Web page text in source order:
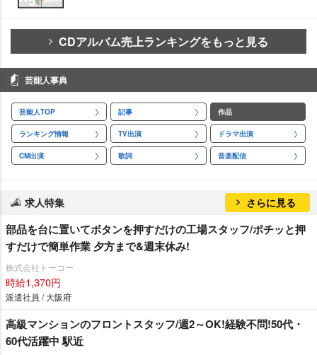
CDアルバム売上ランキングをもっと見る
芸能人事典
芸能人TOP 記事 作品
ランキング情報 TV出演 ドラマ出演
CM出演 歌詞 音楽配信
求人特集 さらに見る
部品を台に置いてボタンを押すだけの工場スタッフ/ポチッと押
すだけで簡単作業 夕方まで&週末休み!
株式会社トーコー
時給1,370円
派遣社員 / 大阪府
高級マンションのフロントスタッフ/週2～OK!経験不問!50代・
60代活躍中 駅近